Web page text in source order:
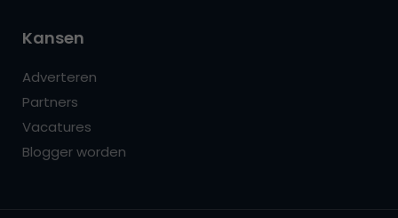
Kansen
Adverteren
Partners
Vacatures
Blogger worden